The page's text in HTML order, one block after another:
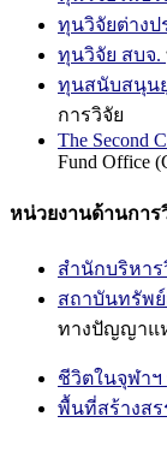
ทุนวิจัยต่างป
ทุนวิจัย สบจ.
ทุนสนับสนุน
การวิจัย
The Second
Fund Office
หน่วยงานด้านการ
สำนักบริหาร
สถาบันทรัพ
ทางปัญญาแ
ชีวิตในจุฬาฯ
พื้นที่สร้างสร